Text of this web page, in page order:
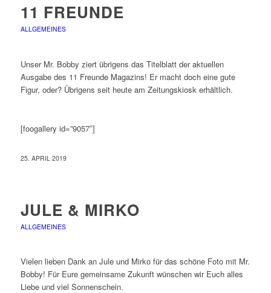
11 FREUNDE
ALLGEMEINES
Unser Mr. Bobby ziert übrigens das Titelblatt der aktuellen
Ausgabe des 11 Freunde Magazins! Er macht doch eine gute
Figur, oder? Übrigens seit heute am Zeitungskiosk erhältlich.
[foogallery id=”9057″]
25. APRIL 2019
JULE & MIRKO
ALLGEMEINES
Vielen lieben Dank an Jule und Mirko für das schöne Foto mit Mr.
Bobby! Für Eure gemeinsame Zukunft wünschen wir Euch alles
Liebe und viel Sonnenschein.